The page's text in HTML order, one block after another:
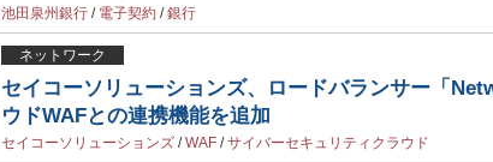
池田泉州銀行 / 電子契約 /銀行
ネットワーク
セイコーソリューションズ、ロードバランサー「
ウドWAFとの連携機能を追加
セイコーソリューションズ /WAF /サイバーセキュリティクラウド